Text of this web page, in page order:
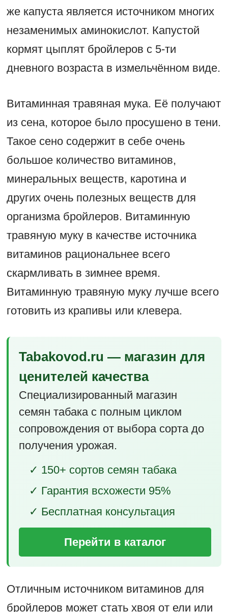
же капуста является источником многих
незаменимых аминокислот. Капустой
кормят цыплят бройлеров с 5-ти
дневного возраста в измельчённом виде.
Витаминная травяная мука. Её получают
из сена, которое было просушено в тени.
Такое сено содержит в себе очень
большое количество витаминов,
минеральных веществ, каротина и
других очень полезных веществ для
организма бройлеров. Витаминную
травяную муку в качестве источника
витаминов рациональнее всего
скармливать в зимнее время.
Витаминную травяную муку лучше всего
готовить из крапивы или клевера.
Tabakovod.ru — магазин для
ценителей качества
Специализированный магазин
семян табака с полным циклом
сопровождения от выбора сорта до
получения урожая.
✓ 150+ сортов семян табака
✓ Гарантия всхожести 95%
✓ Бесплатная консультация
Перейти в каталог
Отличным источником витаминов для
бройлеров может стать хвоя от ели или